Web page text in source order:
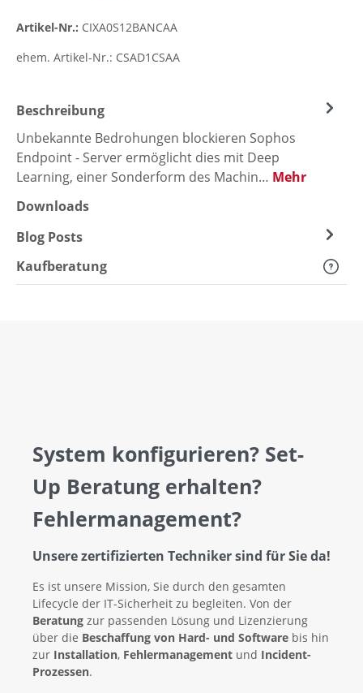
Artikel-Nr.: CIXA0S12BANCAA
ehem. Artikel-Nr.: CSAD1CSAA
Beschreibung
Unbekannte Bedrohungen blockieren Sophos
Endpoint - Server ermöglicht dies mit Deep
Learning, einer Sonderform des Machin… Mehr
Downloads
Blog Posts
Kaufberatung
System konfigurieren? Set-
Up Beratung erhalten?
Fehlermanagement?
Unsere zertifizierten Techniker sind für Sie da!
Es ist unsere Mission, Sie durch den gesamten
Lifecycle der IT-Sicherheit zu begleiten. Von der
Beratung zur passenden Lösung und Lizenzierung
über die Beschaffung von Hard- und Software bis hin
zur Installation, Fehlermanagement und Incident-
Prozessen.